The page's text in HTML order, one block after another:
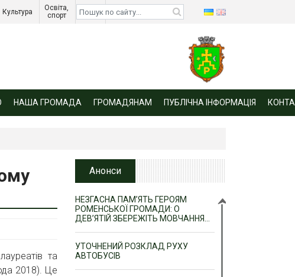
Культура
Освіта,
спорт
Діти
війни
НАША ГРОМАДА ГРОМАДЯНАМ ПУБЛІЧНА ІНФОРМАЦІЯ
та
2018). Це
Анонси
НЕЗГАСНА ПАМ’ЯТЬ ГЕРОЯМ
РОМЕНСЬКОЇ ГРОМАДИ: О
ДЕВ’ЯТІЙ ЗБЕРЕЖІТЬ МОВЧАННЯ…
УТОЧНЕНИЙ РОЗКЛАД РУХУ
АВТОБУСІВ